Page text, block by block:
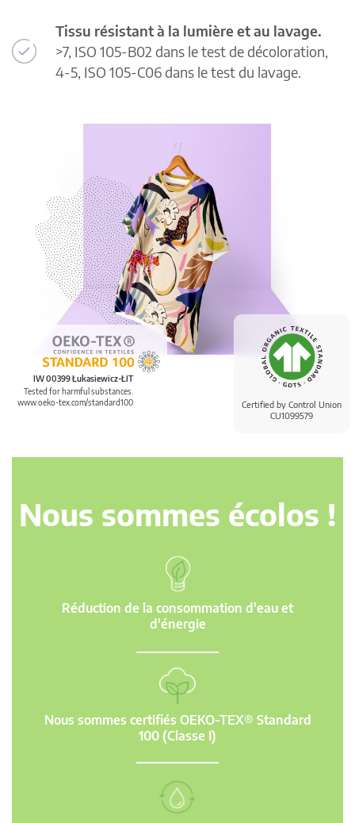
Certified by Control Union
CU1099579
IW 00399 Łukasiewicz-ŁIT
Tested for harmful substances.
www.oeko-tex.com/standard100
Tissu résistant à la lumière et au lavage.
>7, ISO 105-B02 dans le test de décoloration,
4-5, ISO 105-C06 dans le test du lavage.
Nous sommes écolos !
Réduction de la consommation d'eau et
d'énergie
Nous sommes certifiés OEKO-TEX® Standard
100 (Classe I)